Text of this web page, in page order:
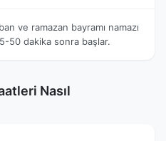
ve ramazan bayramı namazı
50 dakika sonra başlar.
Nasıl